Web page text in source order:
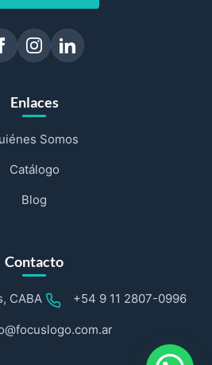
Enlaces
Somos
Catálogo
Blog
Contacto
CABA +54 9 11 2807-0996